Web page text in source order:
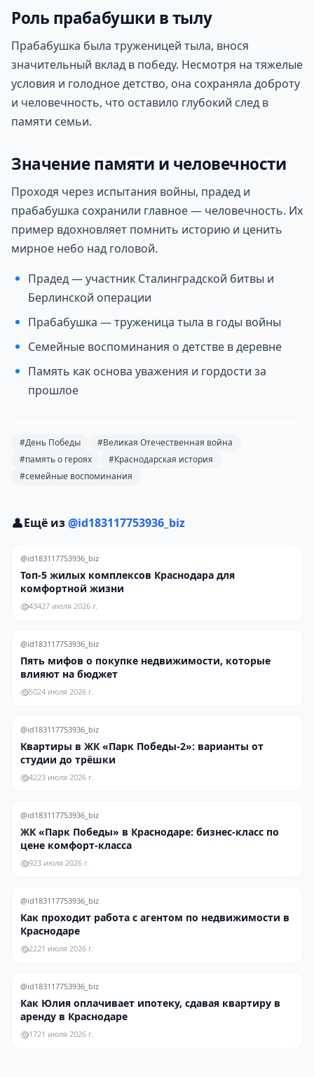
Роль прабабушки в тылу
Прабабушка была труженицей тыла, внося
значительный вклад в победу. Несмотря на тяжелые
условия и голодное детство, она сохраняла доброту
и человечность, что оставило глубокий след в
памяти семьи.
Значение памяти и человечности
Проходя через испытания войны, прадед и
прабабушка сохранили главное — человечность. Их
пример вдохновляет помнить историю и ценить
мирное небо над головой.
Прадед — участник Сталинградской битвы и
Берлинской операции
Прабабушка — труженица тыла в годы войны
Семейные воспоминания о детстве в деревне
Память как основа уважения и гордости за
прошлое
#День Победы
#Великая Отечественная война
#память о героях
#Краснодарская история
#семейные воспоминания
👤Ещё из@id183117753936_biz
@id183117753936_biz
Топ-5 жилых комплексов Краснодара для
комфортной жизни
43427 июля 2026 г.
@id183117753936_biz
Пять мифов о покупке недвижимости, которые
влияют на бюджет
5024 июля 2026 г.
@id183117753936_biz
Квартиры в ЖК «Парк Победы-2»: варианты от
студии до трёшки
4223 июля 2026 г.
@id183117753936_biz
ЖК «Парк Победы» в Краснодаре: бизнес-класс по
цене комфорт-класса
923 июля 2026 г.
@id183117753936_biz
Как проходит работа с агентом по недвижимости в
Краснодаре
2221 июля 2026 г.
@id183117753936_biz
Как Юлия оплачивает ипотеку, сдавая квартиру в
аренду в Краснодаре
1721 июля 2026 г.